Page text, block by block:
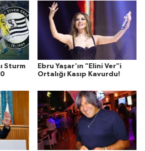
Sturm
Ebru Yaşar'ın "Elini Ver"i
Ortalığı Kasıp Kavurdu!